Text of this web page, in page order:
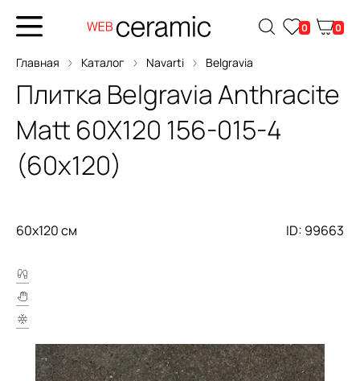
0 0
Главная Каталог Navarti Belgravia
Плитка Belgravia Anthracite
Matt 60X120 156-015-4
(60x120)
60x120 см ID: 99663